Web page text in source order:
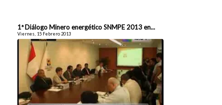
1ª Diálogo Minero energético SNMPE 2013 en...
Viernes, 15 Febrero 2013